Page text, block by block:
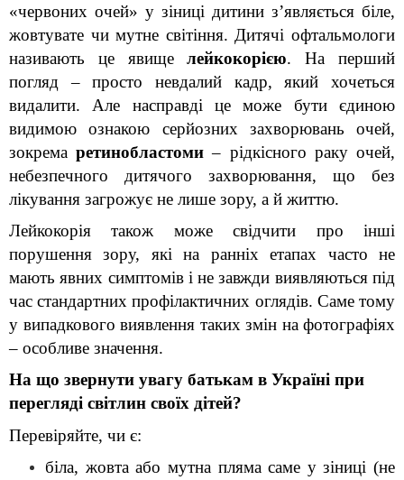
«червоних очей» у зіниці дитини з’являється біле,
жовтувате чи мутне світіння. Дитячі офтальмологи
називають це явище лейкокорією. На перший
погляд – просто невдалий кадр, який хочеться
видалити. Але насправді це може бути єдиною
видимою ознакою серйозних захворювань очей,
зокрема ретинобластоми – рідкісного раку очей,
небезпечного дитячого захворювання, що без
лікування загрожує не лише зору, а й життю.
Лейкокорія також може свідчити про інші
порушення зору, які на ранніх етапах часто не
мають явних симптомів і не завжди виявляються під
час стандартних профілактичних оглядів. Саме тому
у випадкового виявлення таких змін на фотографіях
– особливе значення.
На що звернути увагу батькам в Україні при
перегляді світлин своїх дітей?
Перевіряйте, чи є:
біла, жовта або мутна пляма саме у зіниці (не